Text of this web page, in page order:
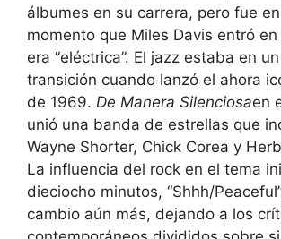
álbumes en su carrera, pero fue
momento que Miles Davis entró
era “eléctrica”. El jazz estaba en
transición cuando lanzó el ahora
de 1969. De Manera Silenciosaen
unió una banda de estrellas que
Wayne Shorter, Chick Corea y
La influencia del rock en el tema
dieciocho minutos, “Shhh/
cambio aún más, dejando a los